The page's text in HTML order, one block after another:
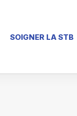
SOIGNER LA STB